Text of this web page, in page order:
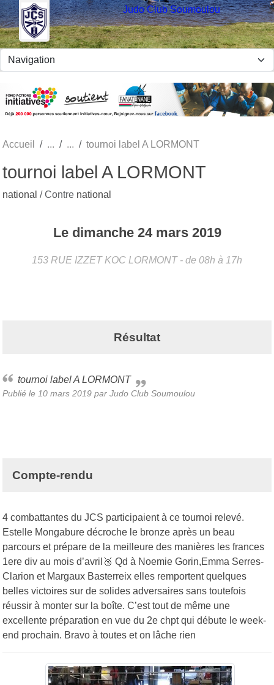
Judo Club Soumoulou
Accueil tournoi label A LORMONT
tournoi label A LORMONT
national / Contre national
Le dimanche 24 mars 2019
153 RUE IZZET KOC LORMONT - de 08h à 17h
Résultat
tournoi label A LORMONT
Publié le 10 mars 2019 par Judo Club Soumoulou
Compte-rendu
4 combattantes du JCS participaient à ce tournoi relevé.
Estelle Mongabure décroche le bronze après un beau
parcours et prépare de la meilleure des manières les frances
1ere div au mois d’avril🥉 Qd à Noemie Gorin,Emma Serres-
Clarion et Margaux Basterreix elles remportent quelques
belles victoires sur de solides adversaires sans toutefois
réussir à monter sur la boîte. C’est tout de même une
excellente préparation en vue du 2e chpt qui débute le week-
end prochain. Bravo à toutes et on lâche rien
Panneau de gestion des cookies